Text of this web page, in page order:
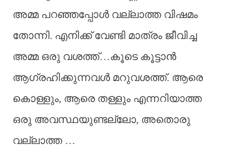
അമ്മ പറഞ്ഞപ്പോൾ വല്ലാത്ത വിഷമം
തോന്നി. എനിക്ക് വേണ്ടി മാത്രം ജീവിച്ച
അമ്മ ഒരു വശത്ത്‌…കൂടെ കൂട്ടാൻ
ആഗ്രഹിക്കുന്നവൾ മറുവശത്ത്‌. ആരെ
കൊള്ളും, ആരെ തള്ളും എന്നറിയാത്ത
ഒരു അവസ്ഥയുണ്ടല്ലോ, അതൊരു
വല്ലാത്ത …